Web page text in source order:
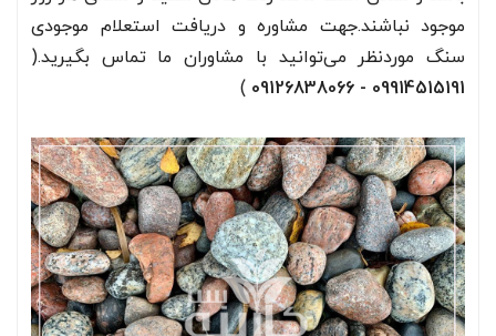
موجود نباشند.جهت مشاوره و دریافت استعلام موجودی
سنگ موردنظر می‌توانید با مشاوران ما تماس بگیرید.(
09914515191 - 09126838066
)